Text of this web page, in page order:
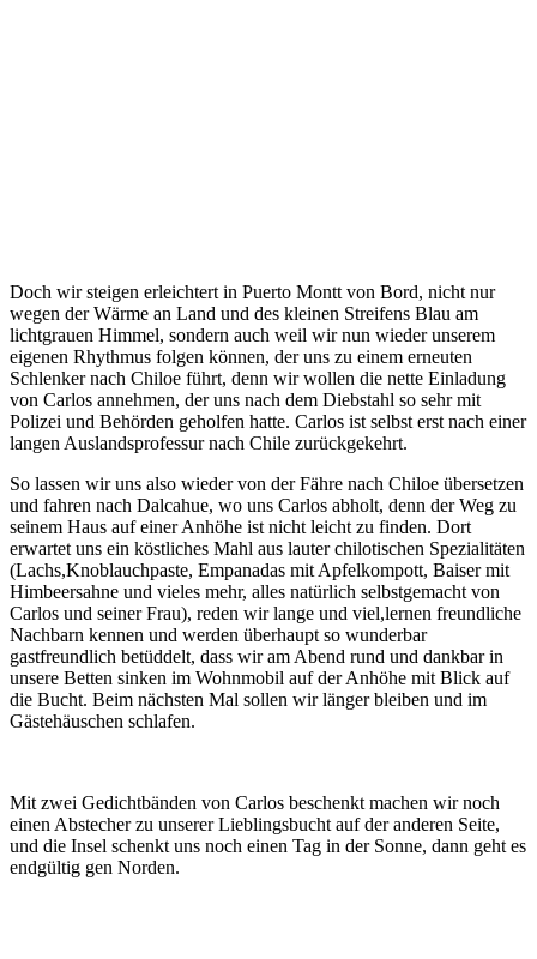
Doch wir steigen erleichtert in Puerto Montt von Bord, nicht nur
wegen der Wärme an Land und des kleinen Streifens Blau am
lichtgrauen Himmel, sondern auch weil wir nun wieder unserem
eigenen Rhythmus folgen können, der uns zu einem erneuten
Schlenker nach Chiloe führt, denn wir wollen die nette Einladung
von Carlos annehmen, der uns nach dem Diebstahl so sehr mit
Polizei und Behörden geholfen hatte. Carlos ist selbst erst nach einer
langen Auslandsprofessur nach Chile zurückgekehrt.
So lassen wir uns also wieder von der Fähre nach Chiloe übersetzen
und fahren nach Dalcahue, wo uns Carlos abholt, denn der Weg zu
seinem Haus auf einer Anhöhe ist nicht leicht zu finden. Dort
erwartet uns ein köstliches Mahl aus lauter chilotischen Spezialitäten
(Lachs,Knoblauchpaste, Empanadas mit Apfelkompott, Baiser mit
Himbeersahne und vieles mehr, alles natürlich selbstgemacht von
Carlos und seiner Frau), reden wir lange und viel,lernen freundliche
Nachbarn kennen und werden überhaupt so wunderbar
gastfreundlich betüddelt, dass wir am Abend rund und dankbar in
unsere Betten sinken im Wohnmobil auf der Anhöhe mit Blick auf
die Bucht. Beim nächsten Mal sollen wir länger bleiben und im
Gästehäuschen schlafen.
Mit zwei Gedichtbänden von Carlos beschenkt machen wir noch
einen Abstecher zu unserer Lieblingsbucht auf der anderen Seite,
und die Insel schenkt uns noch einen Tag in der Sonne, dann geht es
endgültig gen Norden.